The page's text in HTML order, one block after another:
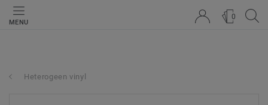
MENU
0
Heterogeen vinyl